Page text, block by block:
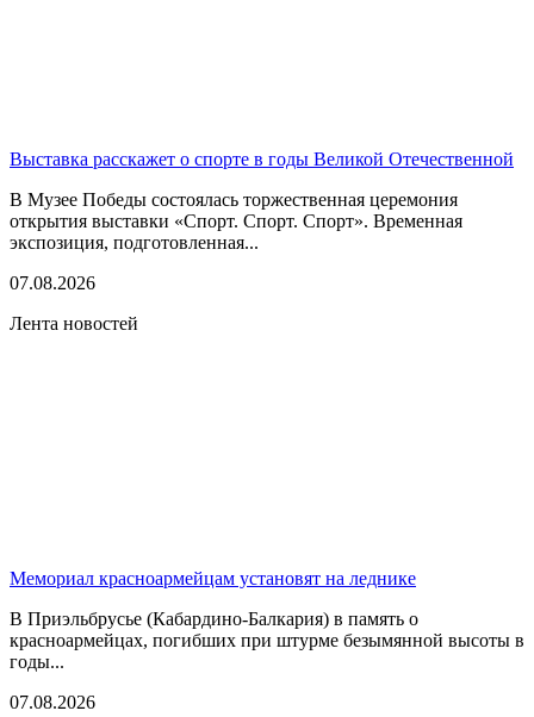
Выставка расскажет о спорте в годы Великой Отечественной
В Музее Победы состоялась торжественная церемония
открытия выставки «Спорт. Спорт. Спорт». Временная
экспозиция, подготовленная...
07.08.2026
Лента новостей
Мемориал красноармейцам установят на леднике
В Приэльбрусье (Кабардино-Балкария) в память о
красноармейцах, погибших при штурме безымянной высоты в
годы...
07.08.2026